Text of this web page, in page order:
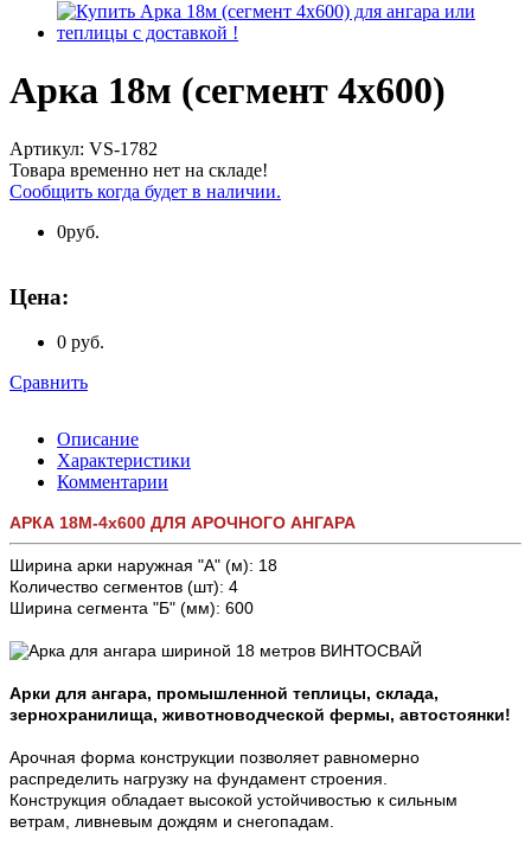
Арка 18м (сегмент 4х600)
Артикул: VS-1782
Товара временно нет на складе!
Сообщить когда будет в наличии.
0руб.
Цена:
0 руб.
Сравнить
Описание
Характеристики
Комментарии
АРКА 18М-4х600 ДЛЯ АРОЧНОГО АНГАРА
Ширина арки наружная "А" (м): 18
Количество сегментов (шт): 4
Ширина сегмента "Б" (мм): 600
Арки для ангара, промышленной теплицы, склада,
зернохранилища, животноводческой фермы, автостоянки!
Арочная форма конструкции позволяет равномерно
распределить нагрузку на фундамент строения.
Конструкция обладает высокой устойчивостью к сильным
ветрам, ливневым дождям и снегопадам.